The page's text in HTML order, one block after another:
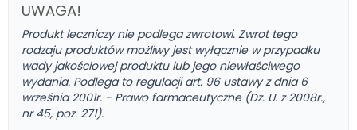
UWAGA!
Produkt leczniczy nie podlega zwrotowi. Zwrot tego
rodzaju produktów możliwy jest wyłącznie w przypadku
wady jakościowej produktu lub jego niewłaściwego
wydania. Podlega to regulacji art. 96 ustawy z dnia 6
września 2001r. - Prawo farmaceutyczne (Dz. U. z 2008r.,
nr 45, poz. 271).